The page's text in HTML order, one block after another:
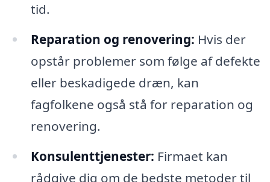
tid.
Reparation og renovering: Hvis der
opstår problemer som følge af defekte
eller beskadigede dræn, kan
fagfolkene også stå for reparation og
renovering.
Konsulenttjenester: Firmaet kan
rådgive dig om de bedste metoder til